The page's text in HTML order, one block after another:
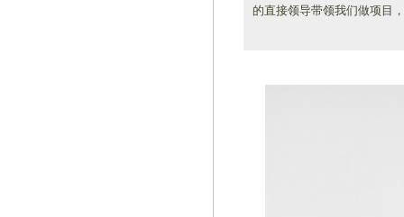
的直接领导带领我们做项目